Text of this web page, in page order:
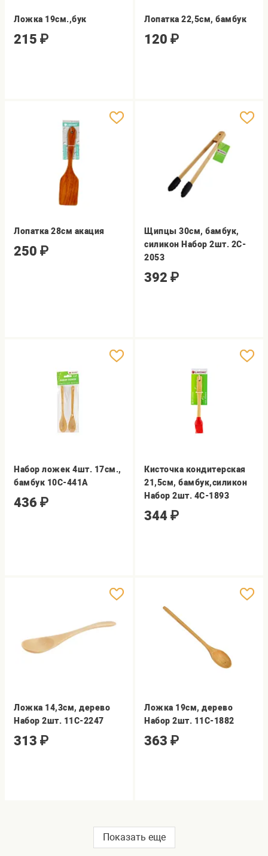
Ложка 19см.,бук
215 ₽
Лопатка 22,5см, бамбук
120 ₽
Лопатка 28см акация
250 ₽
Щипцы 30см, бамбук,
силикон Набор 2шт. 2C-
2053
392 ₽
Набор ложек 4шт. 17см.,
бамбук 10C-441A
436 ₽
Кисточка кондитерская
21,5см, бамбук,силикон
Набор 2шт. 4C-1893
344 ₽
Ложка 14,3см, дерево
Набор 2шт. 11C-2247
313 ₽
Ложка 19см, дерево
Набор 2шт. 11C-1882
363 ₽
Показать еще